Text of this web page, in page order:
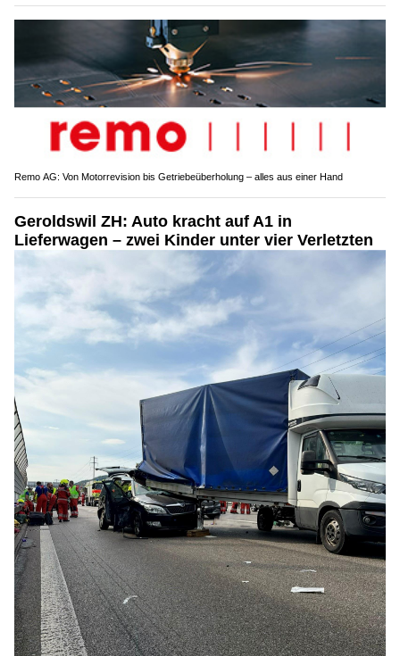
Remo AG: Von Motorrevision bis Getriebeüberholung – alles aus einer Hand
Geroldswil ZH: Auto kracht auf A1 in
Lieferwagen – zwei Kinder unter vier Verletzten